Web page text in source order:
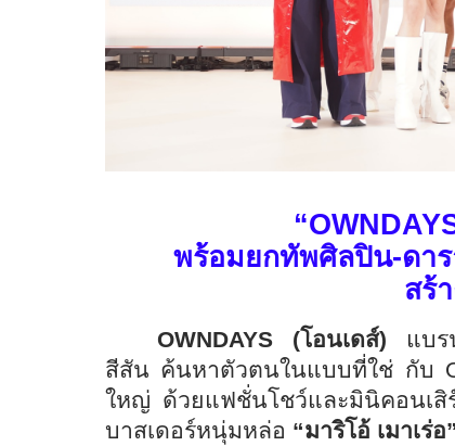
พร้อมยกทัพศิลปิน-ดาร
สร้
OWNDAYS (โอนเดส์) แบร
สีสัน ค้นหาตัวตนในแบบที่ใช่ กับ
ใหญ่ ด้วยแฟชั่นโชว์และมินิคอนเ
บาสเดอร์หนุ่มหล่อ “มาริโอ้ เมาเร่อ”